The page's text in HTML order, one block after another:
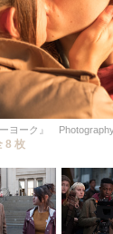
ーヨーク』
8 枚